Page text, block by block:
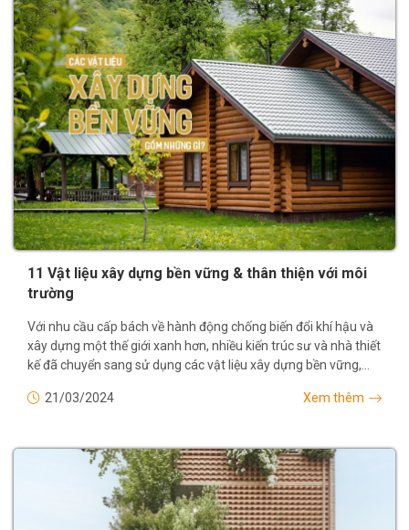
11 Vật liệu xây dựng bền vững & thân thiện với môi
trường
Với nhu cầu cấp bách về hành động chống biến đổi khí hậu và
xây dựng một thế giới xanh hơn, nhiều kiến trúc sư và nhà thiết
kế đã chuyển sang sử dụng các vật liệu xây dựng bền vững,
21/03/2024
Xem thêm